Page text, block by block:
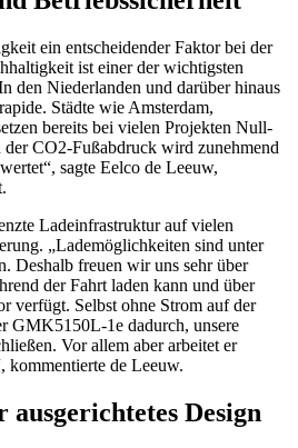
ein entscheidender Faktor bei der
ist einer der wichtigsten
den Niederlanden und darüber hinaus
Städte wie Amsterdam,
bereits bei vielen Projekten Null-
CO2-Fußabdruck wird zunehmend
sagte Eelco de Leeuw,
Ladeinfrastruktur auf vielen
„Lademöglichkeiten sind unter
Deshalb freuen wir uns sehr über
der Fahrt laden kann und über
verfügt. Selbst ohne Strom auf der
GMK5150L-1e dadurch, unsere
Vor allem aber arbeitet er
kommentierte de Leeuw.
ausgerichtetes Design